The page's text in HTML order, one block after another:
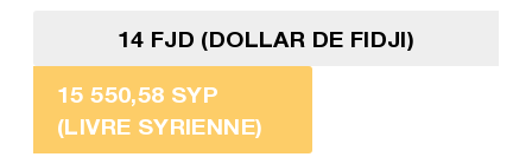
14 FJD (DOLLAR DE FIDJI)
15 550,58 SYP
(LIVRE SYRIENNE)